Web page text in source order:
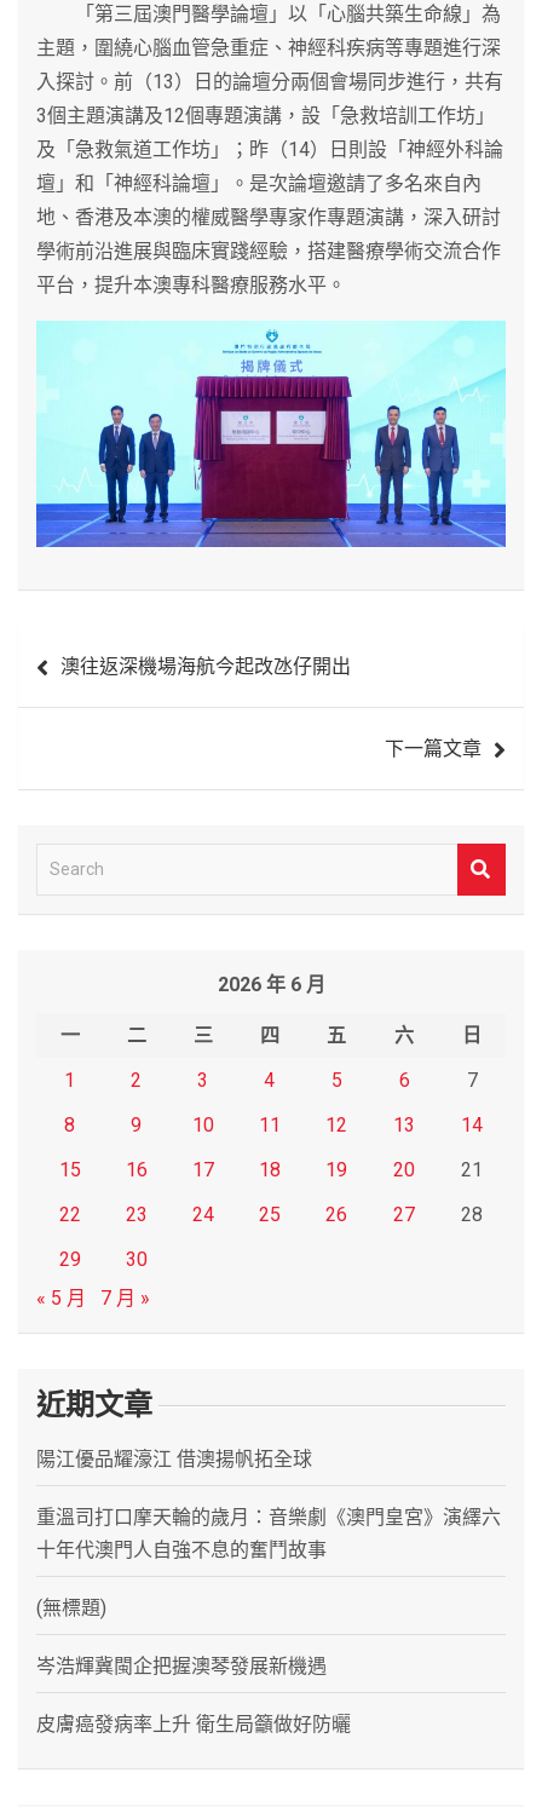
「第三屆澳門醫學論壇」以「心腦共築生命線」為
主題，圍繞心腦血管急重症、神經科疾病等專題進行深
入探討。前（13）日的論壇分兩個會場同步進行，共有
3個主題演講及12個專題演講，設「急救培訓工作坊」
及「急救氣道工作坊」；昨（14）日則設「神經外科論
壇」和「神經科論壇」。是次論壇邀請了多名來自內
地、香港及本澳的權威醫學專家作專題演講，深入研討
學術前沿進展與臨床實踐經驗，搭建醫療學術交流合作
平台，提升本澳專科醫療服務水平。
章
澳往返深機場海航今起改氹仔開出
下一篇文章
e
2026 年 6 月
一 二 三 四 五 六
日
1
2 3 4 5 6
7
8
9 10 11 12 13
14
15
16 17 18 19 20
21
22
23 24 25 26 27
28
29
30
« 5 月
7 月 »
近期文章
陽江優品耀濠江 借澳揚帆拓全球
重溫司打口摩天輪的歲月：音樂劇《澳門皇宮》演繹六
十年代澳門人自強不息的奮鬥故事
(無標題)
岑浩輝冀閩企把握澳琴發展新機遇
皮膚癌發病率上升 衛生局籲做好防曬